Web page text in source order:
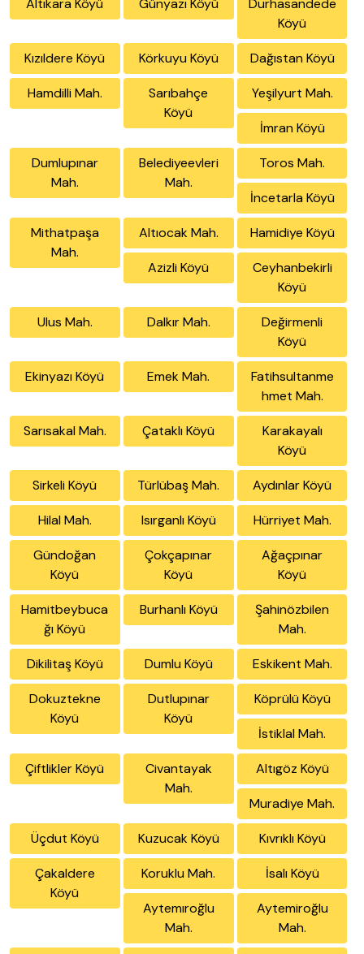
Altıkara Köyü Günyazı Köyü
Durhasandede
Köyü
Kızıldere Köyü Körkuyu Köyü Dağıstan Köyü
Hamdilli Mah.
Sarıbahçe
Köyü
Yeşilyurt Mah.
İmran Köyü
Dumlupınar
Mah.
Belediyeevleri
Mah.
Toros Mah.
İncetarla Köyü
Mithatpaşa
Mah.
Altıocak Mah. Hamidiye Köyü
Azizli Köyü
Ceyhanbekirli
Köyü
Ulus Mah. Dalkır Mah.
Değirmenli
Köyü
Ekinyazı Köyü Emek Mah.
Fatihsultanme
hmet Mah.
Sarısakal Mah. Çataklı Köyü
Karakayalı
Köyü
Sirkeli Köyü Türlübaş Mah. Aydınlar Köyü
Hilal Mah. Isırganlı Köyü Hürriyet Mah.
Gündoğan
Köyü
Çokçapınar
Köyü
Ağaçpınar
Köyü
Hamitbeybuca
ğı Köyü
Burhanlı Köyü
Şahinözbilen
Mah.
Dikilitaş Köyü Dumlu Köyü Eskikent Mah.
Dokuztekne
Köyü
Dutlupınar
Köyü
Köprülü Köyü
İstiklal Mah.
Çiftlikler Köyü
Civantayak
Mah.
Altıgöz Köyü
Muradiye Mah.
Üçdut Köyü Kuzucak Köyü Kıvrıklı Köyü
Çakaldere
Köyü
Koruklu Mah. İsalı Köyü
Aytemıroğlu
Mah.
Aytemiroğlu
Mah.